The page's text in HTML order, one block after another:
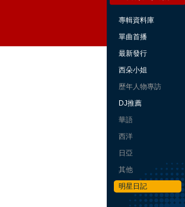
專輯資料庫
單曲首播
最新發行
西朵小姐
歷年人物專訪
DJ推薦
華語
西洋
日亞
其他
明星日記